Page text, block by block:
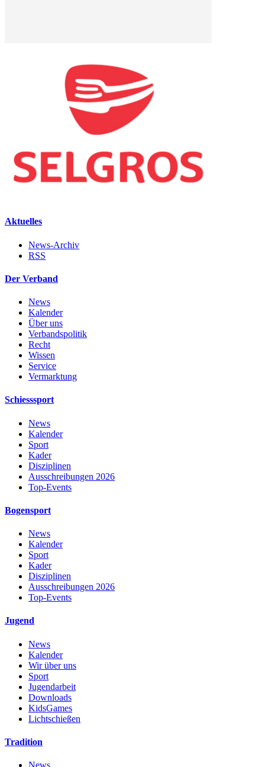
Aktuelles
News-Archiv
RSS
Der Verband
News
Kalender
Über uns
Verbandspolitik
Recht
Wissen
Service
Vermarktung
Schiesssport
News
Kalender
Sport
Kader
Disziplinen
Ausschreibungen 2026
Top-Events
Bogensport
News
Kalender
Sport
Kader
Disziplinen
Ausschreibungen 2026
Top-Events
Jugend
News
Kalender
Wir über uns
Sport
Jugendarbeit
Downloads
KidsGames
Lichtschießen
Tradition